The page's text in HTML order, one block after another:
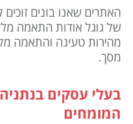
האתרים שאנו בונים
של גוגל אודות התאמה
מהירות טעינה והתאמה
מסך.
בעלי עסקים
המומחים